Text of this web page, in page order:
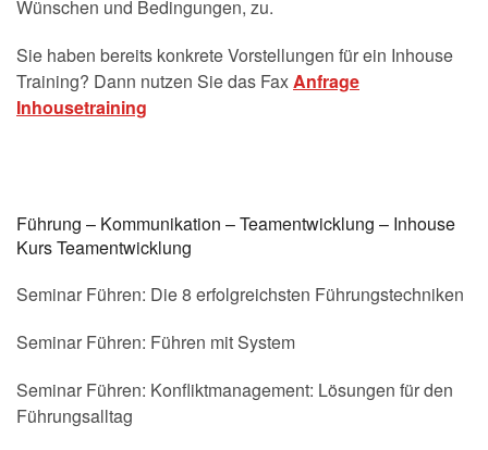
Wünschen und Bedingungen, zu.
Sie haben bereits konkrete Vorstellungen für ein Inhouse
Training? Dann nutzen Sie das FaxAnfrage
Inhousetraining
Führung – Kommunikation – Teamentwicklung – Inhouse
Kurs Teamentwicklung
Seminar Führen: Die 8 erfolgreichsten Führungstechniken
Seminar Führen: Führen mit System
Seminar Führen: Konfliktmanagement: Lösungen für den
Führungsalltag